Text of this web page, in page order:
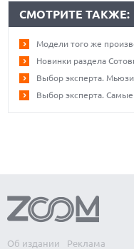
СМОТРИТЕ ТАКЖЕ:
Модели того же
Новинки раздела
Выбор эксперта.
Выбор эксперта.
Об издании
Реклама